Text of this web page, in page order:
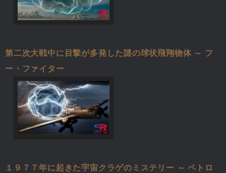
第二次大戦中に目撃が多発した謎の球状飛翔物体 ～ フ
ー・ファイター
１９７７年に起きた宇宙クラゲのミステリー ～ ペトロ